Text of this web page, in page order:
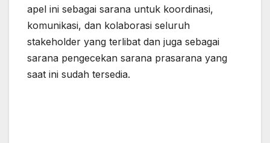
apel ini sebagai sarana untuk koordinasi,
komunikasi, dan kolaborasi seluruh
stakeholder yang terlibat dan juga sebagai
sarana pengecekan sarana prasarana yang
saat ini sudah tersedia.